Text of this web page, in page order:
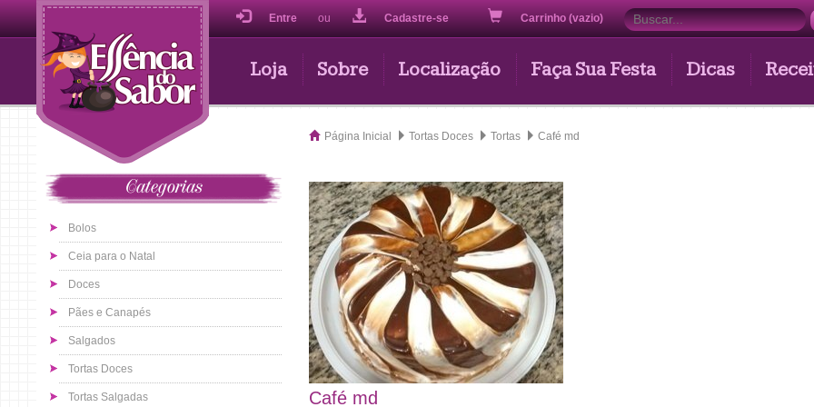
Entre ou Cadastre-se Carrinho (vazio)
Loja Sobre Localização Faça Sua Festa Dicas
Categorias
Bolos
Ceia para o Natal
Doces
Pães e Canapés
Salgados
Tortas Doces
Tortas Salgadas
Página Inicial Tortas Doces Tortas Café md
Café md